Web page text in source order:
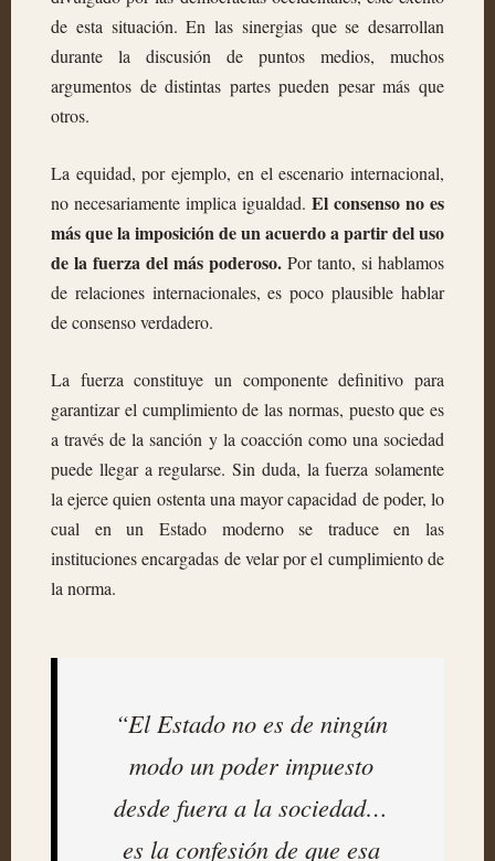
de esta situación. En las sinergias que se desarrollan
durante la discusión de puntos medios, muchos
argumentos de distintas partes pueden pesar más que
otros.
La equidad, por ejemplo, en el escenario internacional,
no necesariamente implica igualdad. El consenso no es
más que la imposición de un acuerdo a partir del uso
de la fuerza del más poderoso. Por tanto, si hablamos
de relaciones internacionales, es poco plausible hablar
de consenso verdadero.
La fuerza constituye un componente definitivo para
garantizar el cumplimiento de las normas, puesto que es
a través de la sanción y la coacción como una sociedad
puede llegar a regularse. Sin duda, la fuerza solamente
la ejerce quien ostenta una mayor capacidad de poder, lo
cual en un Estado moderno se traduce en las
instituciones encargadas de velar por el cumplimiento de
la norma.
“El Estado no es de ningún
modo un poder impuesto
desde fuera a la sociedad…
es la confesión de que esa